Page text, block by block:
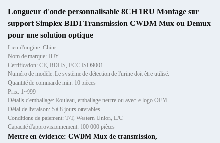
Longueur d'onde personnalisable 8CH 1RU Montage sur
support Simplex BIDI Transmission CWDM Mux ou Demux
pour une solution optique
Lieu d'origine: Chine
Nom de marque: HJY
Certification: CE, ROHS, FCC ISO9001
Numéro de modèle: Le système de détection de l'urine doit être utilisé.
Quantité de commande min: 10 pièces
Prix: 1~999
Détails d'emballage: Rouleau, emballage neutre ou avec le logo OEM
Délai de livraison: 5 à 8 jours ouvrables
Conditions de paiement: T/T, Western Union, L/C
Capacité d'approvisionnement: 100 000 pièces
Mettre en évidence: CWDM Mux de transmission,